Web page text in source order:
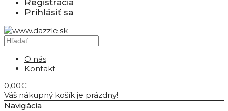
Prihlásiť sa
O nás
Kontakt
0,00€
Váš nákupný košík je prázdny!
Navigácia